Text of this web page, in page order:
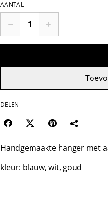
AANTAL
DELEN
Handgemaakte hanger met
kleur: blauw, wit, goud